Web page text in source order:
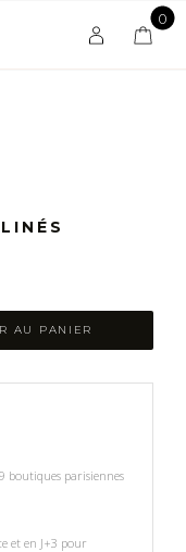
0
AU PANIER
boutiques parisiennes
et en J+3 pour